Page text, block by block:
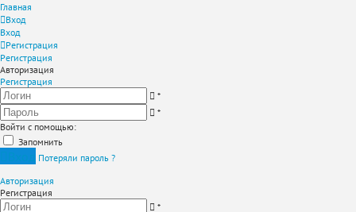
Главная
Вход
Вход
Регистрация
Регистрация
Авторизация
Регистрация
*
*
Войти с помощью:
Запомнить
Потеряли пароль ?
Авторизация
Регистрация
*